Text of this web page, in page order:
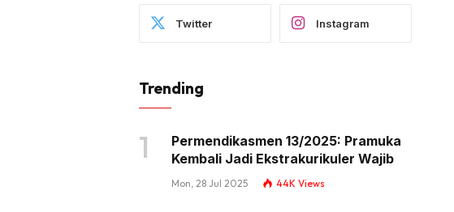
Twitter Instagram
Trending
Permendikasmen 13/2025: Pramuka
Kembali Jadi Ekstrakurikuler Wajib
Mon, 28 Jul 2025 44K Views